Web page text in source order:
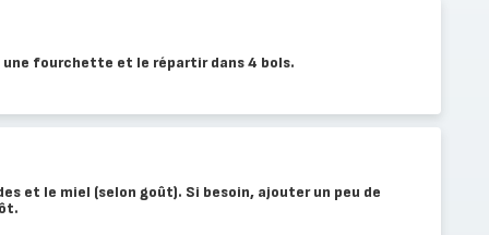
une fourchette et le répartir dans 4 bols.
et le miel (selon goût). Si besoin, ajouter un peu de